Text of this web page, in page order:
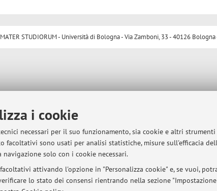
i cookie
necessari per il suo funzionamento, sia cookie e altri
facoltativi sono usati per analisi statistiche, misure sull'efficacia
solo con i cookie necessari.
attivando l'opzione in "Personalizza cookie" e, se vuoi,
lo stato dei consensi rientrando nella sezione
STUDIORUM - Università di Bologna - Via Zamboni, 33 - 40126